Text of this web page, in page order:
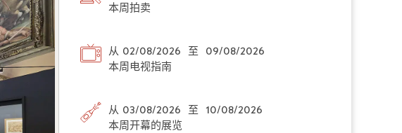
本周拍卖
从 02/08/2026 至 09/08/2026
本周电视指南
从 03/08/2026 至 10/08/2026
本周开幕的展览